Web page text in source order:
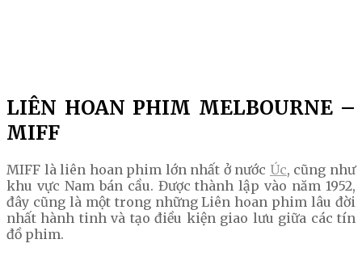
LIÊN HOAN PHIM MELBOURNE –
MIFF
MIFF là liên hoan phim lớn nhất ở nước Úc, cũng như
khu vực Nam bán cầu. Được thành lập vào năm 1952,
đây cũng là một trong những Liên hoan phim lâu đời
nhất hành tinh và tạo điều kiện giao lưu giữa các tín
đồ phim.